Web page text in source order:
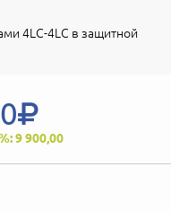
4LC-4LC в защитной
9 900,00